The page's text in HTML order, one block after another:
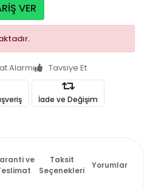
VER
Alarmı Tavsiye Et
İade ve Değişim
ve
Taksit
Seçenekleri
Yorumlar